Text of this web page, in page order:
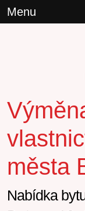
Menu
města
Nabídka